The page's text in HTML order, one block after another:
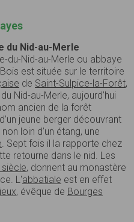
du Nid-au-Merle
du-Nid-au-Merle ou abbaye
est située sur le territoire
de Saint-Sulpice-la-Forêt,
Nid-au-Merle, aujourd’hui
ancien de la forêt
jeune berger découvrant
loin d’un étang, une
. Sept fois il la rapporte chez
retourne dans le nid. Les
, donnent au monastère
L'abbatiale est en effet
, évêque de Bourges